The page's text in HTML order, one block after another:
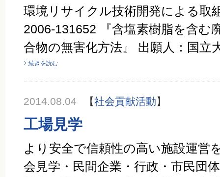
環境リサイクル技術開発による
2006-131652 『含塩素樹脂を含む
合物の無害化方法』 出願人：国立
続きを読む
2014.08.04 【社会貢献活動】
工場見学
より安全で信頼性の高い施設運営
会見学・民間企業・行政・市民団